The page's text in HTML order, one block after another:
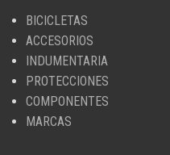
BICICLETAS
ACCESORIOS
INDUMENTARIA
PROTECCIONES
COMPONENTES
MARCAS